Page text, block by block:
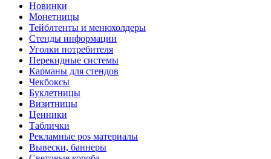
Новинки
Монетницы
Тейблтенты и менюхолдеры
Стенды информации
Уголки потребителя
Перекидные системы
Карманы для стендов
Чекбоксы
Буклетницы
Визитницы
Ценники
Таблички
Рекламные pos материалы
Вывески, баннеры